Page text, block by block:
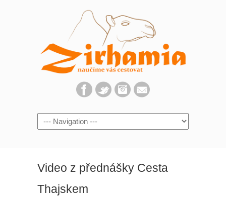
Navigation
Video z přednášky Cesta
Thajskem